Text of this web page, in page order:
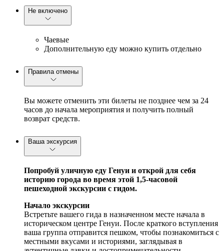
Не включено
Чаевые
Дополнительную еду можно купить отдельно
Правила отмены
Вы можете отменить эти билеты не позднее чем за 24
часов до начала мероприятия и получить полный
возврат средств.
Ваша экскурсия
Попробуй уличную еду Генуи и открой для себя
историю города во время этой 1,5-часовой
пешеходной экскурсии с гидом.
Начало экскурсии
Встретьте вашего гида в назначенном месте начала в
историческом центре Генуи. После краткого вступления
ваша группа отправится пешком, чтобы познакомиться с
местными вкусами и историями, заглядывая в